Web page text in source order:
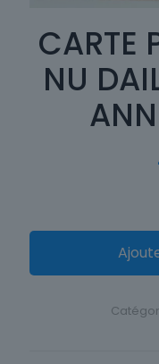
CARTE
NU